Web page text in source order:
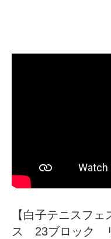
【白子テニスフ
ス 23ブロック